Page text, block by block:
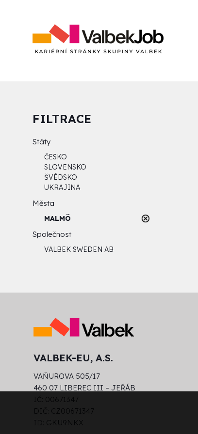
FILTRACE
Státy
ČESKO
SLOVENSKO
ŠVÉDSKO
UKRAJINA
Města
MALMÖ
Společnost
VALBEK SWEDEN AB
VALBEK-EU, A.S.
VAŇUROVA 505/17
460 07 LIBEREC III – JEŘÁB
IČ: 00671347
DIČ: CZ00671347
ID: GKU9NKX